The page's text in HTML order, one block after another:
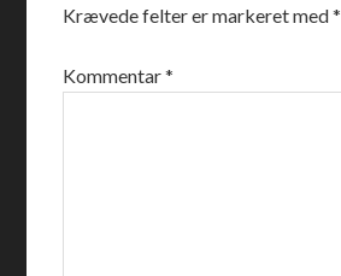
Krævede felter er markeret med*
Kommentar*